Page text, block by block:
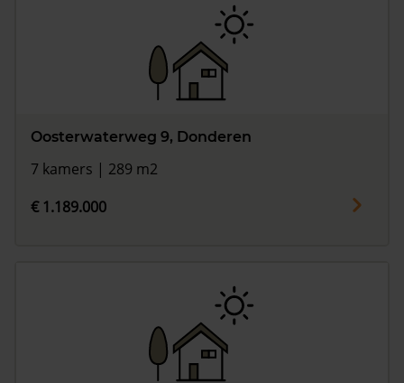
Oosterwaterweg 9, Donderen
7 kamers | 289 m2
€ 1.189.000